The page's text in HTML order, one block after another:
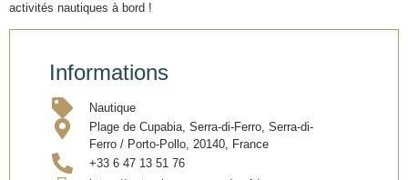
activités nautiques à bord !
Informations
Nautique
Plage de Cupabia, Serra-di-Ferro, Serra-di-
Ferro / Porto-Pollo, 20140, France
+33 6 47 13 51 76